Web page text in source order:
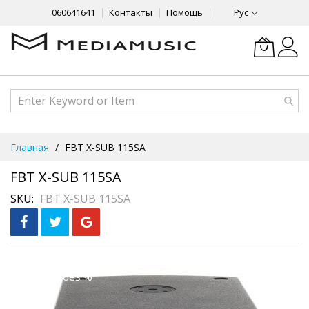
060641641 Контакты Помощь Рус
Content
Главная FBT X-SUB 115SA
FBT X-SUB 115SA
SKU FBT X-SUB 115SA
3 месяца без %